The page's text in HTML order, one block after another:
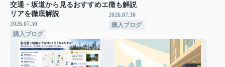
交通・坂道から見るおすすめエ
リアを徹底解説
2026.07.30
購入ブログ
徴も解説
2026.07.30
購入ブログ